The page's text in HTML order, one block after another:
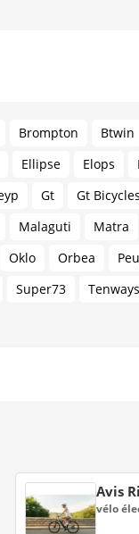
Brompton Btwin
Ellipse Elops
Gt Gt Bicycles
Malaguti Matra
Oklo Orbea
Super73 Tenways
Avis
vélo